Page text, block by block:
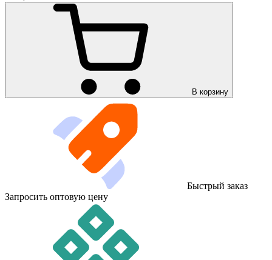
В корзину
Быстрый заказ
Запросить оптовую цену